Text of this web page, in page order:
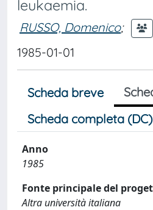
leukaemia.
RUSSO, Domenico;
1985-01-01
Scheda breve
Scheda completa (DC)
Anno
1985
Fonte principale del
Altra università italiana